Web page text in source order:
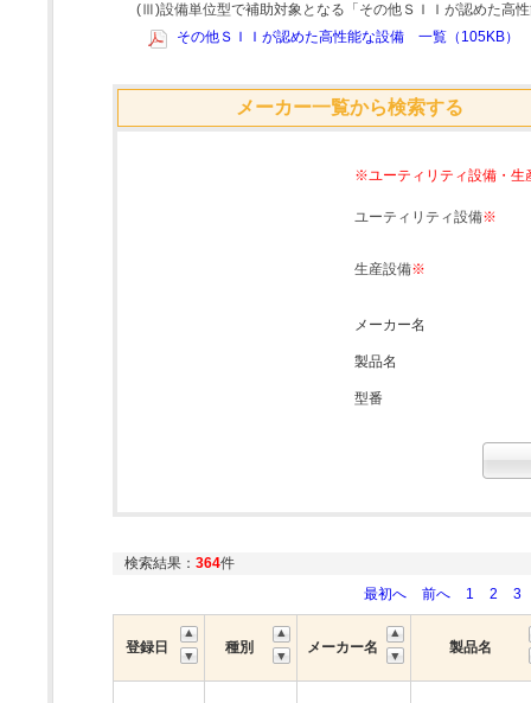
(Ⅲ)設備単位型で補助対象となる「その他ＳＩＩが認めた高
その他ＳＩＩが認めた高性能な設備 一覧（105KB）
メーカー一覧から検索する
※ユーティリティ設備・生
ユーティリティ設備※
生産設備※
メーカー名
製品名
型番
検索結果： 364件
最初へ
前へ 1 2 3
登録日 種別 メーカー名 製品名